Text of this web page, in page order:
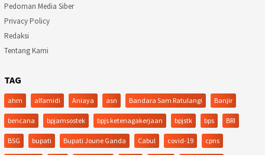
Pedoman Media Siber
Privacy Policy
Redaksi
Tentang Kami
TAG
ahm alfamidi Aniaya asn Bandara Sam Ratulangi Banjir
bencana bpjamsostek bpjs ketenagakerjaan bpjstk bps BRI
BSG bupati Bupati Joune Ganda Cabul covid-19 cpns